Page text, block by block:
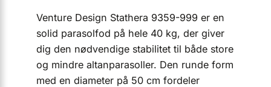
Venture Design Stathera 9359-999 er en
solid parasolfod på hele 40 kg, der giver
dig den nødvendige stabilitet til både store
og mindre altanparasoller. Den runde form
med en diameter på 50 cm fordeler